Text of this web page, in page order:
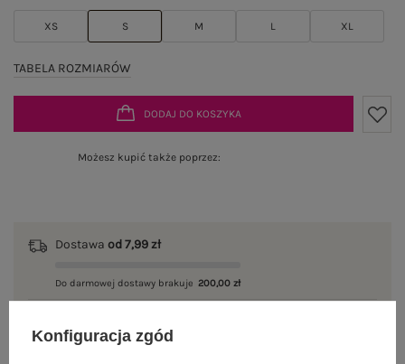
XS S M L XL
TABELA ROZMIARÓW
DODAJ DO KOSZYKA
Możesz kupić także poprzez:
Dostawa od 7,99 zł
Do darmowej dostawy brakuje 200,00 zł
Konfiguracja zgód